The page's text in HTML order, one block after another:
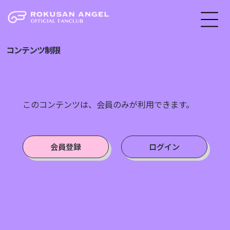
コンテンツ制限
このコンテンツは、会員のみが利用できます。
会員登録 ログイン